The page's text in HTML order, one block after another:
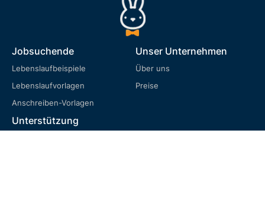
Jobsuchende
Lebenslaufbeispiele
Lebenslaufvorlagen
Anschreiben-Vorlagen
Unser Unternehmen
Über uns
Preise
Unterstützung